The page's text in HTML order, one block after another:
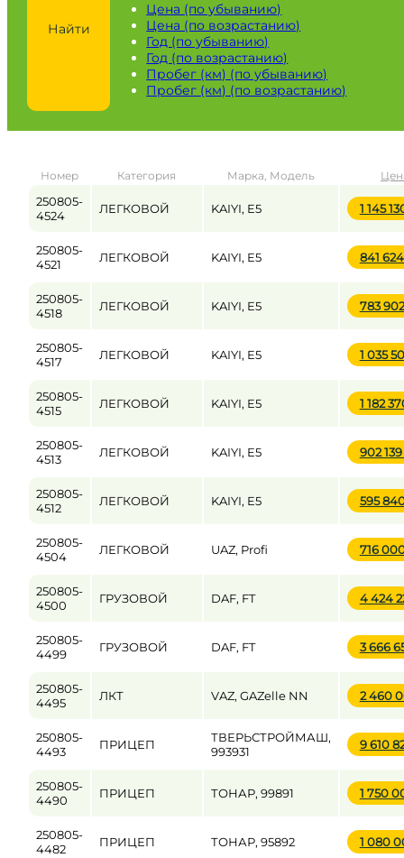
Город / регион
от до
Пробег / Наработка
Цена
Найти
Цена (по убыванию)
Цена (по возрастанию)
Год (по убыванию)
Год (по возрастанию)
Пробег (км) (по убыванию)
Пробег (км) (по возрастанию)
Номер Категория Марка, Модель
250805-
4524
ЛЕГКОВОЙ KAIYI, E5 1 145
250805-
4521
ЛЕГКОВОЙ KAIYI, E5 841
250805-
4518
ЛЕГКОВОЙ KAIYI, E5 783
250805-
4517
ЛЕГКОВОЙ KAIYI, E5 1 035
250805-
4515
ЛЕГКОВОЙ KAIYI, E5 1 182
250805-
4513
ЛЕГКОВОЙ KAIYI, E5 902 139
250805-
4512
ЛЕГКОВОЙ KAIYI, E5 595
250805-
4504
ЛЕГКОВОЙ UAZ, Profi 716
250805-
4500
ГРУЗОВОЙ DAF, FT 4 424
250805-
4499
ГРУЗОВОЙ DAF, FT 3 666
250805-
4495
ЛКТ VAZ, GAZelle NN 2 460
250805-
4493
ПРИЦЕП
ТВЕРЬСТРОЙМАШ,
993931
9 610
250805-
4490
ПРИЦЕП ТОНАР, 99891 1 750
250805-
4482
ПРИЦЕП ТОНАР, 95892 1 080